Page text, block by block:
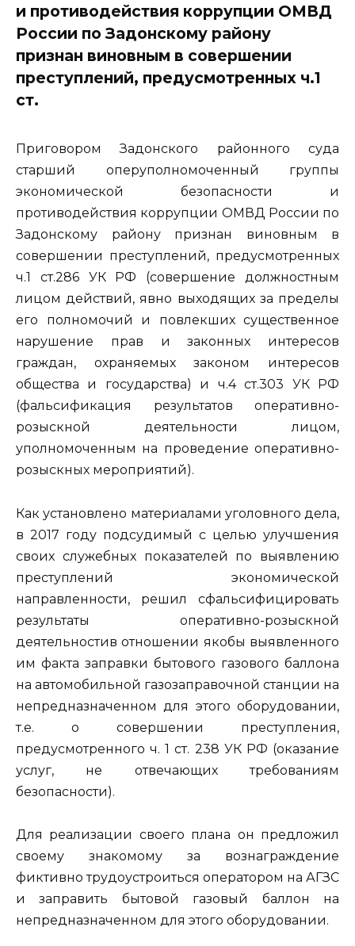
и противодействия коррупции ОМВД
России по Задонскому району
признан виновным в совершении
преступлений, предусмотренных ч.1
ст.
Приговором Задонского районного суда
старший оперуполномоченный группы
экономической безопасности и
противодействия коррупции ОМВД России по
Задонскому району признан виновным в
совершении преступлений, предусмотренных
ч.1 ст.286 УК РФ (совершение должностным
лицом действий, явно выходящих за пределы
его полномочий и повлекших существенное
нарушение прав и законных интересов
граждан, охраняемых законом интересов
общества и государства) и ч.4 ст.303 УК РФ
(фальсификация результатов оперативно-
розыскной деятельности лицом,
уполномоченным на проведение оперативно-
розыскных мероприятий).
Как установлено материалами уголовного дела,
в 2017 году подсудимый с целью улучшения
своих служебных показателей по выявлению
преступлений экономической
направленности, решил сфальсифицировать
результаты оперативно-розыскной
деятельностив отношении якобы выявленного
им факта заправки бытового газового баллона
на автомобильной газозаправочной станции на
непредназначенном для этого оборудовании,
т.е. о совершении преступления,
предусмотренного ч. 1 ст. 238 УК РФ (оказание
услуг, не отвечающих требованиям
безопасности).
Для реализации своего плана он предложил
своему знакомому за вознаграждение
фиктивно трудоустроиться оператором на АГЗС
и заправить бытовой газовый баллон на
непредназначенном для этого оборудовании.